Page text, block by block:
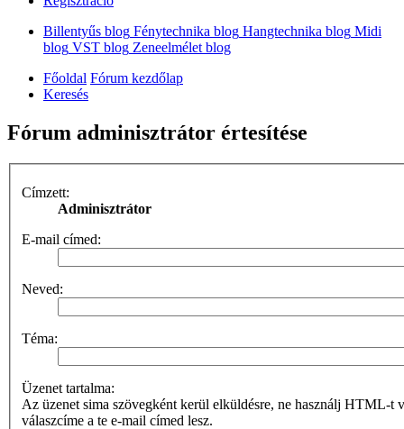
Billentyűs blog Fénytechnika blog Hangtechnika blog Midi
blog VST blog Zeneelmélet blog
Főoldal Fórum kezdőlap
Keresés
Fórum adminisztrátor értesítése
Címzett:
Adminisztrátor
E-mail címed:
Neved:
Téma:
Üzenet tartalma:
Az üzenet sima szövegként kerül elküldésre, ne használj HTML-t
válaszcíme a te e-mail címed lesz.